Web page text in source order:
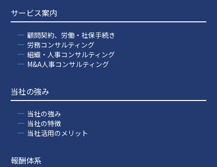
サービス案内
顧問契約、労働・社保手続き
労務コンサルティング
組織・人事コンサルティング
M&A人事コンサルティング
当社の強み
当社の強み
当社の特徴
当社活用のメリット
報酬体系